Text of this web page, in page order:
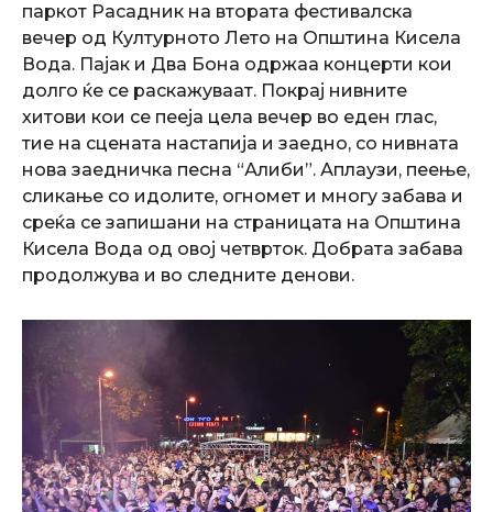
паркот Расадник на втората фестивалска
вечер од Културнoто Лето на Општина Кисела
Вода. Пајак и Два Бона одржаа концерти кои
долго ќе се раскажуваат. Покрај нивните
хитови кои се пееја цела вечер во еден глас,
тие на сцената настапија и заедно, со нивната
нова заедничкa песна “Алиби”. Аплаузи, пеење,
сликање со идолите, огномет и многу забава и
среќа се запишани на страницата на Општина
Кисела Вода од овој четврток. Добрата забава
продолжува и во следните денови.